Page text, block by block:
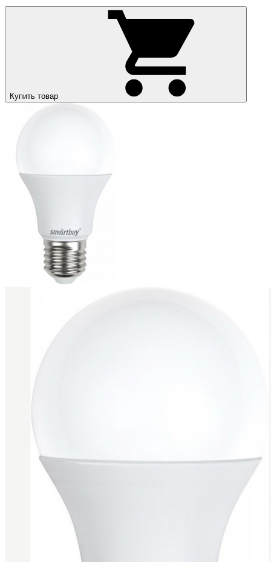
Купить товар